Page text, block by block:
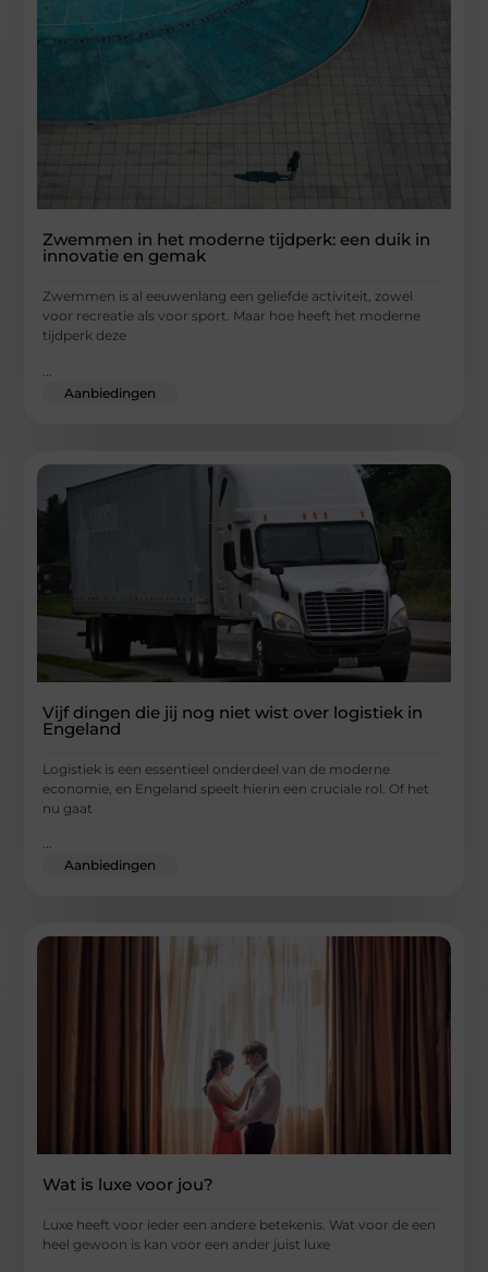
Zwemmen in het moderne tijdperk: een duik in
innovatie en gemak
Zwemmen is al eeuwenlang een geliefde activiteit, zowel
voor recreatie als voor sport. Maar hoe heeft het moderne
tijdperk deze
Aanbiedingen
Vijf dingen die jij nog niet wist over logistiek in
Engeland
Logistiek is een essentieel onderdeel van de moderne
economie, en Engeland speelt hierin een cruciale rol. Of het
nu gaat
...
Aanbiedingen
Wat is luxe voor jou?
Luxe heeft voor ieder een andere betekenis. Wat voor de een
heel gewoon is kan voor een ander juist luxe